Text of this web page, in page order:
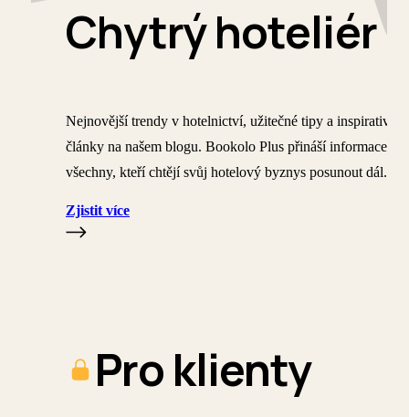
Chytrý hoteliér
Nejnovější trendy v hotelnictví, užitečné tipy a inspirativní
články na našem blogu. Bookolo Plus přináší informace pro
všechny, kteří chtějí svůj hotelový byznys posunout dál.
Zjistit více
Pro klienty